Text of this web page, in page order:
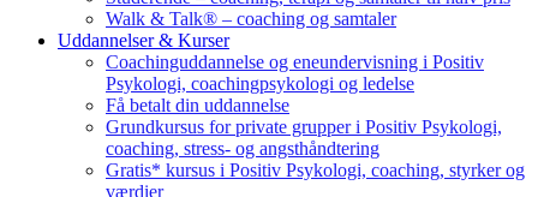
Walk & Talk® – coaching og samtaler
Uddannelser & Kurser
Coachinguddannelse og eneundervisning i Positiv
Psykologi, coachingpsykologi og ledelse
Få betalt din uddannelse
Grundkursus for private grupper i Positiv Psykologi,
coaching, stress- og angsthåndtering
Gratis* kursus i Positiv Psykologi, coaching, styrker og
værdier